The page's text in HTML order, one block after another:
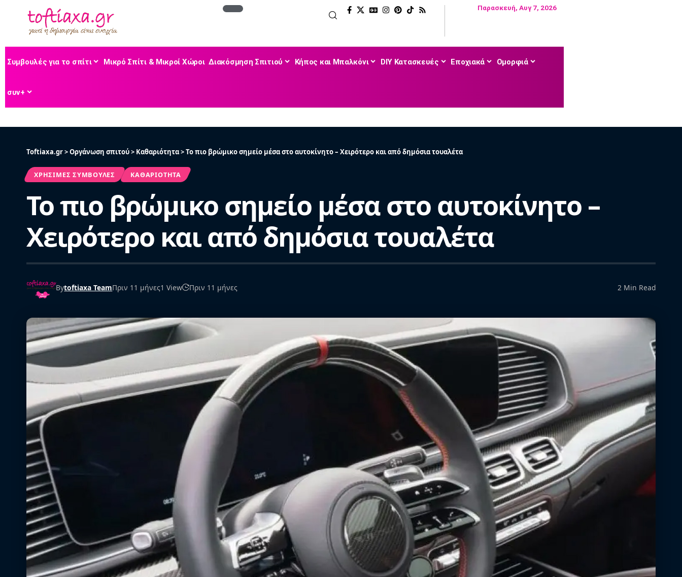
Παρασκευή, Αυγ 7, 2026
Συμβουλές για το σπίτι Μικρό Σπίτι & Μικροί Χώροι Διακόσμηση Σπιτιού Κήπος και Μπαλκόνι DIY Κατασκευές Εποχιακά Ομορφιά
συν+
Toftiaxa.gr>Οργάνωση σπιτού> Καθαριότητα>Το πιο βρώμικο σημείο μέσα στο αυτοκίνητο – Χειρότερο και από δημόσια τουαλέτα
ΧΡΉΣΙΜΕΣ ΣΥΜΒΟΥΛΈΣ ΚΑΘΑΡΙΌΤΗΤΑ
Το πιο βρώμικο σημείο μέσα στο αυτοκίνητο –
Χειρότερο και από δημόσια τουαλέτα
Bytoftiaxa TeamΠριν 11 μήνες1 View Πριν 11 μήνες 2 Min Read